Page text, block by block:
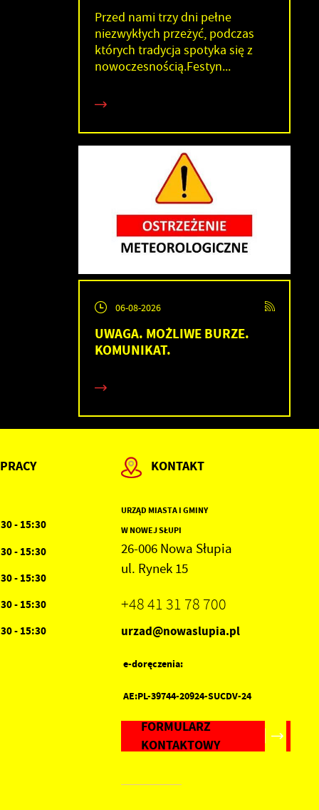
Przed nami trzy dni pełne
niezwykłych przeżyć, podczas
których tradycja spotyka się z
nowoczesnością.Festyn...
06-08-2026
UWAGA. MOŻLIWE BURZE.
KOMUNIKAT.
- 15:30
- 15:30
- 15:30
- 15:30
- 15:30
KONTAKT
URZĄD MIASTA I GMINY
W NOWEJ SŁUPI
26-006 Nowa Słupia
ul. Rynek 15
+48 41 31 78 700
urzad@nowaslupia.pl
e-doręczenia:
AE:PL-39744-20924-SUCDV-24
FORMULARZ
KONTAKTOWY